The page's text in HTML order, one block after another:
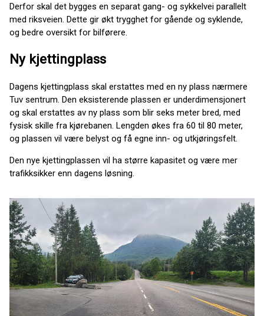
Derfor skal det bygges en separat gang- og sykkelvei parallelt
med riksveien. Dette gir økt trygghet for gående og syklende,
og bedre oversikt for bilførere.
Ny kjettingplass
Dagens kjettingplass skal erstattes med en ny plass nærmere
Tuv sentrum. Den eksisterende plassen er underdimensjonert
og skal erstattes av ny plass som blir seks meter bred, med
fysisk skille fra kjørebanen. Lengden økes fra 60 til 80 meter,
og plassen vil være belyst og få egne inn- og utkjøringsfelt.
Den nye kjettingplassen vil ha større kapasitet og være mer
trafikksikker enn dagens løsning.